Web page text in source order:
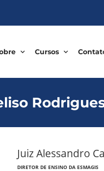
Cursos
Juiz Alessandro
DIRETOR DE ENSINO DA ESMAGIS